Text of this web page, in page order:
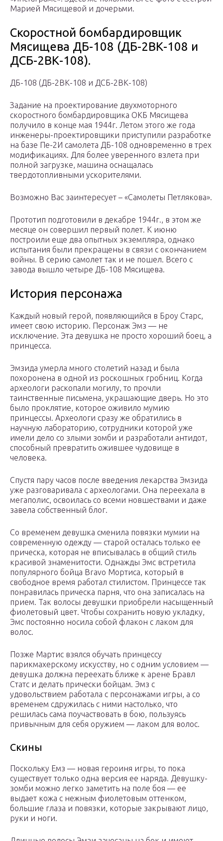
Марией Мясищевой и дочерьми.
Скоростной бомбардировщик
Мясищева ДБ-108 (ДБ-2ВК-108 и
ДСБ-2ВК-108).
ДБ-108 (ДБ-2ВК-108 и ДСБ-2ВК-108)
Задание на проектирование двухмоторного
скоростного бомбардировщика ОКБ Мясищева
получило в конце мая 1944г. Летом этого же года
инженеры-проектировщики приступили разработке
на базе Пе-2И самолета ДБ-108 одновременно в трех
модификациях. Для более уверенного взлета при
полной загрузке, машина оснащалась
твердотопливными ускорителями.
Возможно Вас заинтересует – «Самолеты Петлякова».
Прототип подготовили в декабре 1944г., в этом же
месяце он совершил первый полет. К июню
построили еще два опытных экземпляра, однако
испытания были прекращены в связи с окончанием
войны. В серию самолет так и не пошел. Всего с
завода вышло четыре ДБ-108 Мясищева.
История персонажа
Каждый новый герой, появляющийся в Броу Старс,
имеет свою историю. Персонаж Эмз — не
исключение. Эта девушка не просто хороший боец, а
принцесса.
Эмзида умерла много столетий назад и была
похоронена в одной из роскошных гробниц. Когда
археологи раскопали могилу, то прочли
таинственные письмена, украшающие дверь. Но это
было проклятие, которое оживило мумию
принцессы. Археологи сразу же обратились в
научную лабораторию, сотрудники которой уже
имели дело со злыми зомби и разработали антидот,
способный превратить ожившее чудовище в
человека.
Спустя пару часов после введения лекарства Эмзида
уже разговаривала с археологами. Она переехала в
мегаполис, освоилась со всеми новшествами и даже
завела собственный блог.
Со временем девушка сменила повязки мумии на
современную одежду — старой осталась только ее
прическа, которая не вписывалась в общий стиль
красивой знаменитости. Однажды Эмс встретила
популярного бойца Bravo Мортиса, который в
свободное время работал стилистом. Принцессе так
понравилась прическа парня, что она записалась на
прием. Так волосы девушки приобрели насыщенный
фиолетовый цвет. Чтобы сохранить новую укладку,
Эмс постоянно носила собой флакон с лаком для
волос.
Позже Мартис взялся обучать принцессу
парикмахерскому искусству, но с одним условием —
девушка должна переехать ближе к арене Бравл
Статс и делать прически бойцам. Эмз с
удовольствием работала с персонажами игры, а со
временем сдружилась с ними настолько, что
решилась сама поучаствовать в бою, пользуясь
привычным для себя оружием — лаком для волос.
Скины
Поскольку Емз — новая героиня игры, то пока
существует только одна версия ее наряда. Девушку-
зомби можно легко заметить на поле боя — ее
выдает кожа с нежным фиолетовым оттенком,
большие глаза и повязки, которые закрывают лицо,
руки и ноги.